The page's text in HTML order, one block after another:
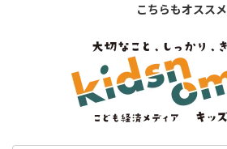
こちらもオススメ